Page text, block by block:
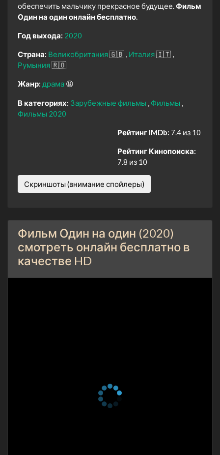
обеспечить мальчику прекрасное будущее.Фильм
Один на один онлайн бесплатно.
Год выхода: 2020
Страна: Великобритания🇬🇧 Италия🇮🇹
Румыния🇷🇴
Жанр: драма 😫
В категориях: Зарубежные фильмы
Фильмы
Фильмы 2020
Рейтинг IMDb: 7.4 из 10
Рейтинг Кинопоиска:
7.8 из 10
Скриншоты (внимание спойлеры)
Фильм Один на один (2020)
смотреть онлайн бесплатно в
качестве HD